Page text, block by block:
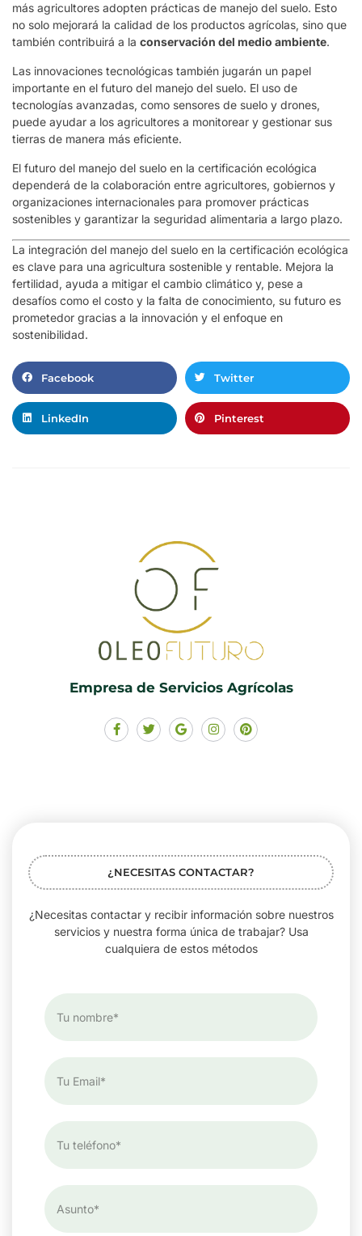
más agricultores adopten prácticas de manejo del suelo. Esto
no solo mejorará la calidad de los productos agrícolas, sino que
también contribuirá a la conservación del medio ambiente.
Las innovaciones tecnológicas también jugarán un papel
importante en el futuro del manejo del suelo. El uso de
tecnologías avanzadas, como sensores de suelo y drones,
puede ayudar a los agricultores a monitorear y gestionar sus
tierras de manera más eficiente.
El futuro del manejo del suelo en la certificación ecológica
dependerá de la colaboración entre agricultores, gobiernos y
organizaciones internacionales para promover prácticas
sostenibles y garantizar la seguridad alimentaria a largo plazo.
La integración del manejo del suelo en la certificación ecológica
es clave para una agricultura sostenible y rentable. Mejora la
fertilidad, ayuda a mitigar el cambio climático y, pese a
desafíos como el costo y la falta de conocimiento, su futuro es
prometedor gracias a la innovación y el enfoque en
sostenibilidad.
Facebook Twitter
LinkedIn Pinterest
Empresa de Servicios Agrícolas
¿NECESITAS CONTACTAR?
¿Necesitas contactar y recibir información sobre nuestros
servicios y nuestra forma única de trabajar? Usa
cualquiera de estos métodos